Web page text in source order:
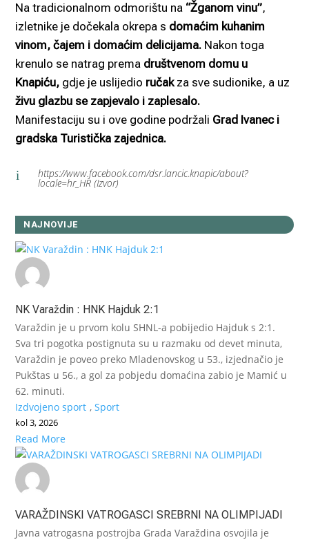
Na tradicionalnom odmorištu na “Žganom vinu”,
izletnike je dočekala okrepa s domaćim kuhanim
vinom, čajem i domaćim delicijama. Nakon toga
krenulo se natrag prema društvenom domu u
Knapiću, gdje je uslijedio ručakza sve sudionike, a uz
živu glazbu se zapjevalo i zaplesalo.
Manifestaciju su i ove godine podržali Grad Ivanec i
gradska Turistička zajednica.
i https://www.facebook.com/dsr.lancic.knapic/about?
locale=hr_HR (Izvor)
NAJNOVIJE
NK Varaždin : HNK Hajduk 2:1
Varaždin je u prvom kolu SHNL-a pobijedio Hajduk s 2:1.
Sva tri pogotka postignuta su u razmaku od devet minuta,
Varaždin je poveo preko Mladenovskog u 53., izjednačio je
Pukštas u 56., a gol za pobjedu domaćina zabio je Mamić u
62. minuti.
Izdvojeno sport ,Sport
kol 3, 2026
Read More
VARAŽDINSKI VATROGASCI SREBRNI NA OLIMPIJADI
Javna vatrogasna postrojba Grada Varaždina osvojila je